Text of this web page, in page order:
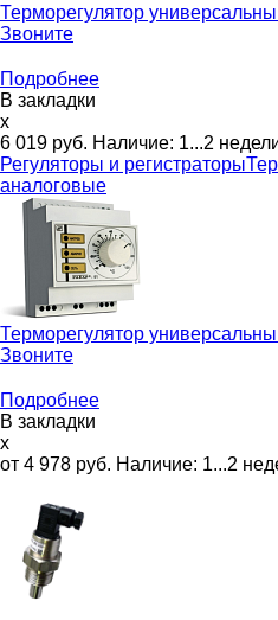
Терморегулятор
Звоните
Подробнее
В закладки
x
6 019 руб. Наличие: 1...2
Регуляторы и регистраторы
аналоговые
Терморегулятор
Звоните
Подробнее
В закладки
x
от 4 978 руб. Наличие: 1...2